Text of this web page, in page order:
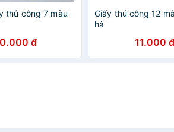
thủ công 7 màu
đ
Giấy thủ công 12
hà
11.000 đ